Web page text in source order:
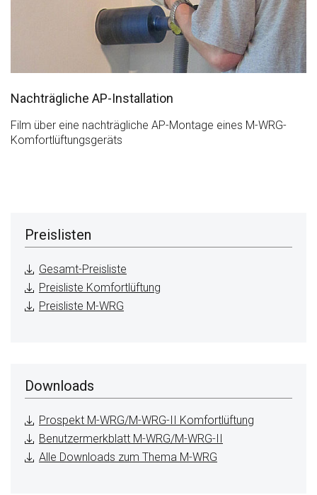
Nachträgliche AP-Installation
Film über eine nachträgliche AP-Montage eines M-WRG-
Komfortlüftungsgeräts
Preislisten
Gesamt-Preisliste
Preisliste Komfortlüftung
Preisliste M-WRG
Downloads
Prospekt M-WRG/M-WRG-II Komfortlüftung
Benutzermerkblatt M-WRG/M-WRG-II
Alle Downloads zum Thema M-WRG